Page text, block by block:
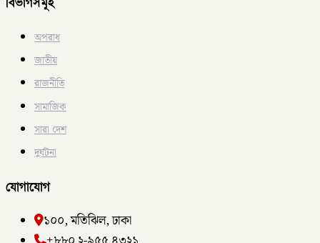
অপরাধ
জাতীয়
রাজনীতি
সামাজিক
সারা দেশ
দুর্ঘটনা
যোগাযোগ
১০০, মতিঝিল, ঢাকা